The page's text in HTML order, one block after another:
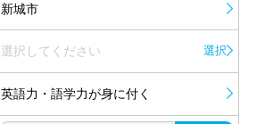
新城市
選択してください 選択
英語力・語学力が身に付く